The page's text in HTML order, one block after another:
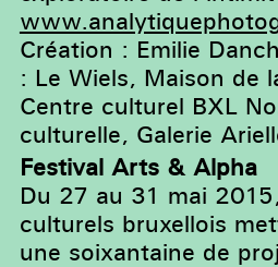
Création : Emilie
: Le Wiels, Maison de
Centre culturel BXL
culturelle, Galerie
Festival Arts & Alpha
Du 27 au 31 mai
culturels bruxellois
une soixantaine de